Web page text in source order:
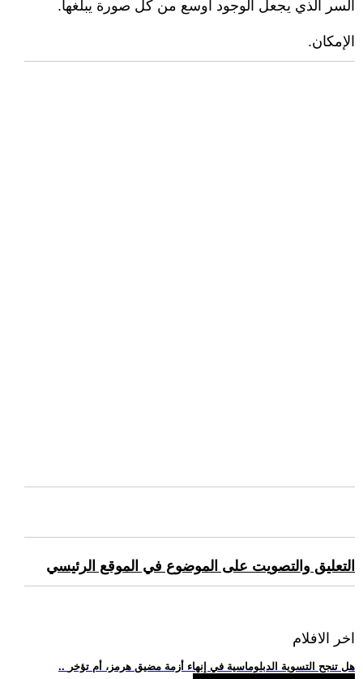
السر الذي يجعل الوجود أوسع من كل صورة يبلغها.
الإمكان.
التعليق والتصويت على الموضوع في الموقع الرئيسي
اخر الافلام
.. هل تنجح التسوية الدبلوماسية في إنهاء أزمة مضيق هرمز، أم تؤخر